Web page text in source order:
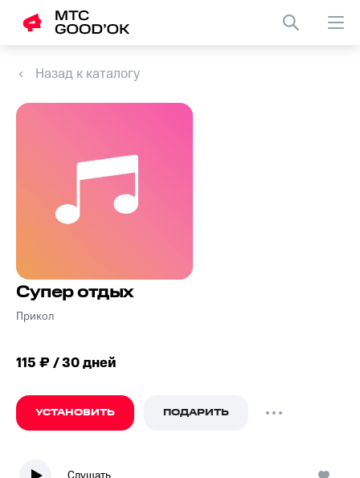
Назад к каталогу
Супер отдых
Прикол
115 ₽ / 30 дней
УСТАНОВИТЬ ПОДАРИТЬ